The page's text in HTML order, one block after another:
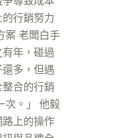
行銷努力
案 老闆白手
年，碰過
多，但遇
合的行銷
次。」 他毅
上的操作